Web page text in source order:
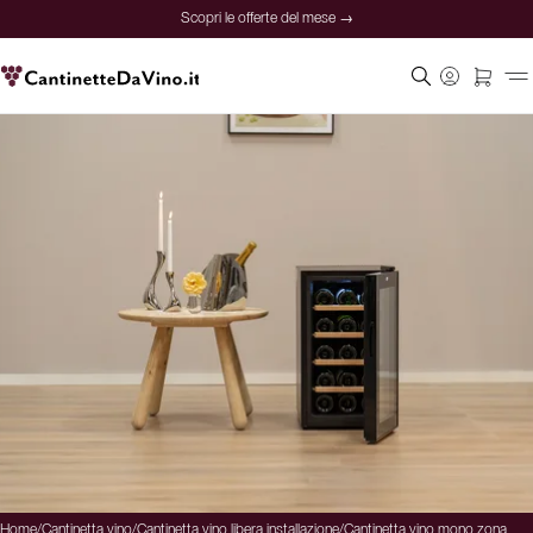
Scopri le offerte del mese →
Home/Cantinetta vino/Cantinetta vino libera installazione/Cantinetta vino mono zona